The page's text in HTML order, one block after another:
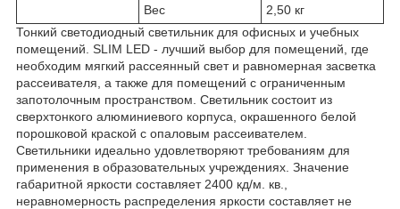
Вес
2,50 кг
Тонкий светодиодный светильник для офисных и учебных
помещений. SLIM LED - лучший выбор для помещений, где
необходим мягкий рассеянный свет и равномерная засветка
рассеивателя, а также для помещений с ограниченным
запотолочным пространством. Светильник состоит из
сверхтонкого алюминиевого корпуса, окрашенного белой
порошковой краской с опаловым рассеивателем.
Светильники идеально удовлетворяют требованиям для
применения в образовательных учреждениях. Значение
габаритной яркости составляет 2400 кд/м. кв.,
неравномерность распределения яркости составляет не